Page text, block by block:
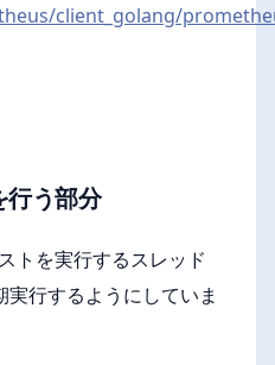
client_golang/
行う部分
トを実行するスレッド
行するようにしていま